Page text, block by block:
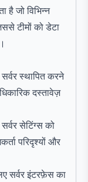
है जो विभिन्न
टीमों को डेटा
स्थापित करने
दस्तावेज़
सेटिंग्स को
परिदृश्यों और
सर्वर इंटरफ़ेस का